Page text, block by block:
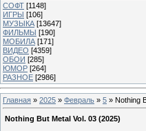
СОФТ [1148]
ИГРЫ [106]
МУЗЫКА [13647]
ФИЛЬМЫ [190]
МОБИЛА [171]
ВИДЕО [4359]
ОБОИ [285]
ЮМОР [264]
РАЗНОЕ [2986]
Главная » 2025 » Февраль » 5 » Nothing
Nothing But Metal Vol. 03 (2025)